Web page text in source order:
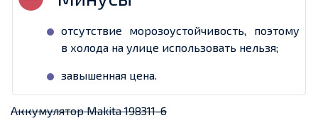
отсутствие морозоустойчивость, поэтому
в холода на улице использовать нельзя;
завышенная цена.
Аккумулятор Makita 198311-6